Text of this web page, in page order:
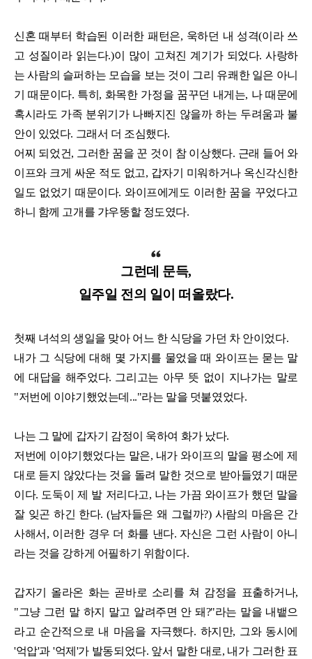
신혼 때부터 학습된 이러한 패턴은, 욱하던 내 성격(이라 쓰
고 성질이라 읽는다.)이 많이 고쳐진 계기가 되었다. 사랑하
는 사람의 슬퍼하는 모습을 보는 것이 그리 유쾌한 일은 아니
기 때문이다. 특히, 화목한 가정을 꿈꾸던 내게는, 나 때문에
혹시라도 가족 분위기가 나빠지진 않을까 하는 두려움과 불
안이 있었다. 그래서 더 조심했다.
어찌 되었건, 그러한 꿈을 꾼 것이 참 이상했다. 근래 들어 와
이프와 크게 싸운 적도 없고, 갑자기 미워하거나 옥신각신한
일도 없었기 때문이다. 와이프에게도 이러한 꿈을 꾸었다고
하니 함께 고개를 갸우뚱할 정도였다.
그런데 문득,
일주일 전의 일이 떠올랐다.
첫째 녀석의 생일을 맞아 어느 한 식당을 가던 차 안이었다.
내가 그 식당에 대해 몇 가지를 물었을 때 와이프는 묻는 말
에 대답을 해주었다. 그리고는 아무 뜻 없이 지나가는 말로
"저번에 이야기했었는데..."라는 말을 덧붙였었다.
나는 그 말에 갑자기 감정이 욱하여 화가 났다.
저번에 이야기했었다는 말은, 내가 와이프의 말을 평소에 제
대로 듣지 않았다는 것을 돌려 말한 것으로 받아들였기 때문
이다. 도둑이 제 발 저리다고, 나는 가끔 와이프가 했던 말을
잘 잊곤 하긴 한다. (남자들은 왜 그럴까?) 사람의 마음은 간
사해서, 이러한 경우 더 화를 낸다. 자신은 그런 사람이 아니
라는 것을 강하게 어필하기 위함이다.
갑자기 올라온 화는 곧바로 소리를 쳐 감정을 표출하거나,
"그냥 그런 말 하지 말고 알려주면 안 돼?"라는 말을 내뱉으
라고 순간적으로 내 마음을 자극했다. 하지만, 그와 동시에
'억압'과 '억제'가 발동되었다. 앞서 말한 대로, 내가 그러한 표